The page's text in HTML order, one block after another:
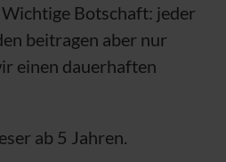
Botschaft: jeder
beitragen aber nur
einen dauerhaften
ab 5 Jahren.